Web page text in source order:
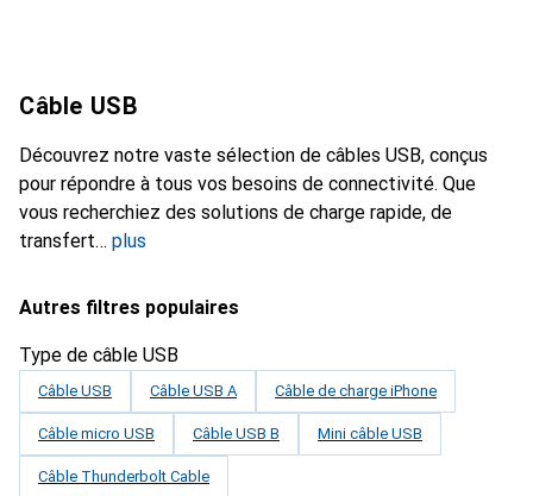
Câble USB
Découvrez notre vaste sélection de câbles USB, conçus
pour répondre à tous vos besoins de connectivité. Que
vous recherchiez des solutions de charge rapide, de
transfert
plus
Autres filtres populaires
Type de câble USB
Câble USB Câble USB A Câble de charge iPhone
Câble micro USB Câble USB B Mini câble USB
Câble Thunderbolt Cable